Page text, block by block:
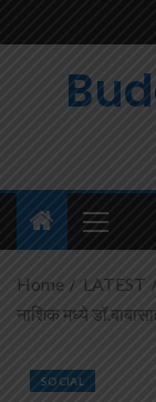
Home LATEST
नाशिक मध्ये
SOCIAL